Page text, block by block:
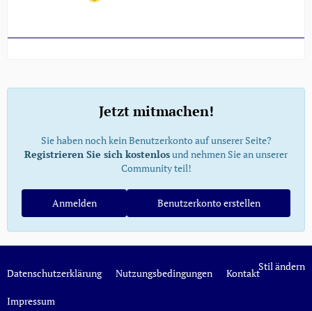
Jetzt mitmachen!
Sie haben noch kein Benutzerkonto auf unserer Seite?
Registrieren Sie sich kostenlosund nehmen Sie an unserer
Community teil!
Benutzerkonto erstellen
Anmelden
Stil ändern
Datenschutzerklärung Nutzungsbedingungen Kontakt
Impressum